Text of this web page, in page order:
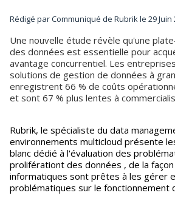
Rédigé par Communiqué de Rubrik le 29 Juin
Une nouvelle étude révèle qu'une
des données est essentielle pour
avantage concurrentiel. Les
solutions de gestion de données à
enregistrent 66 % de coûts
et sont 67 % plus lentes à
Rubrik, le spécialiste du data management dans les
environnements multicloud présente
blanc dédié à l'évaluation des
proliférationt des données , de la
informatiques sont prêtes à les gérer
problématiques sur le fonctionnement